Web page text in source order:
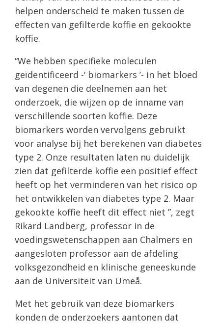
helpen onderscheid te maken tussen de
effecten van gefilterde koffie en gekookte
koffie.
“We hebben specifieke moleculen
geïdentificeerd -‘ biomarkers ’- in het bloed
van degenen die deelnemen aan het
onderzoek, die wijzen op de inname van
verschillende soorten koffie. Deze
biomarkers worden vervolgens gebruikt
voor analyse bij het berekenen van diabetes
type 2. Onze resultaten laten nu duidelijk
zien dat gefilterde koffie een positief effect
heeft op het verminderen van het risico op
het ontwikkelen van diabetes type 2. Maar
gekookte koffie heeft dit effect niet ”, zegt
Rikard Landberg, professor in de
voedingswetenschappen aan Chalmers en
aangesloten professor aan de afdeling
volksgezondheid en klinische geneeskunde
aan de Universiteit van Umeå.
Met het gebruik van deze biomarkers
konden de onderzoekers aantonen dat